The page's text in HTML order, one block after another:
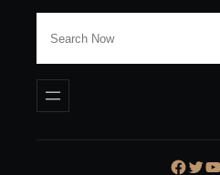
a
Facebook Twitter YouTube